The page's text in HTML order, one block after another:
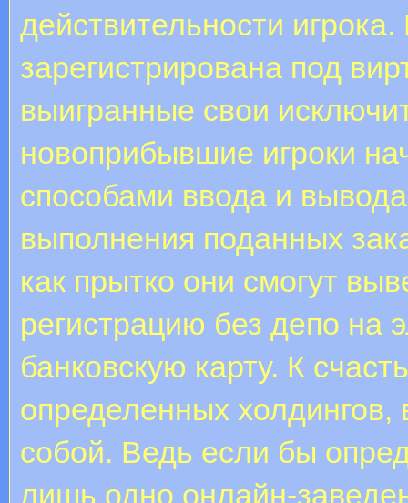
действительности
зарегистрирована под
выигранные свои
новоприбывшие игроки
способами ввода и
выполнения поданных
как прытко они смогут
регистрацию без депо на
банковскую карту. К
определенных холдингов,
собой. Ведь если бы
лишь одно онлайн-